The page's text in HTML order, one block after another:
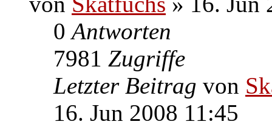
Skat.com
vonFirst» 6. Nov 2010
1Antworten
8064Zugriffe